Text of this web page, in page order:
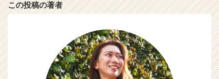
この投稿の著者